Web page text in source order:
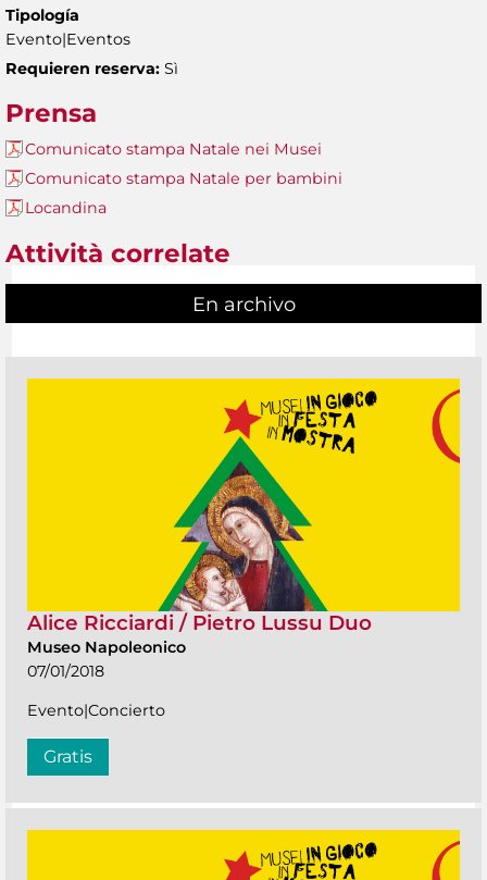
Tipología
Evento|Eventos
Requieren reserva: Sì
Prensa
Comunicato stampa Natale nei Musei
Comunicato stampa Natale per bambini
Locandina
Attività correlate
En archivo
Alice Ricciardi / Pietro Lussu Duo
Museo Napoleonico
07/01/2018
Evento|Concierto
Gratis